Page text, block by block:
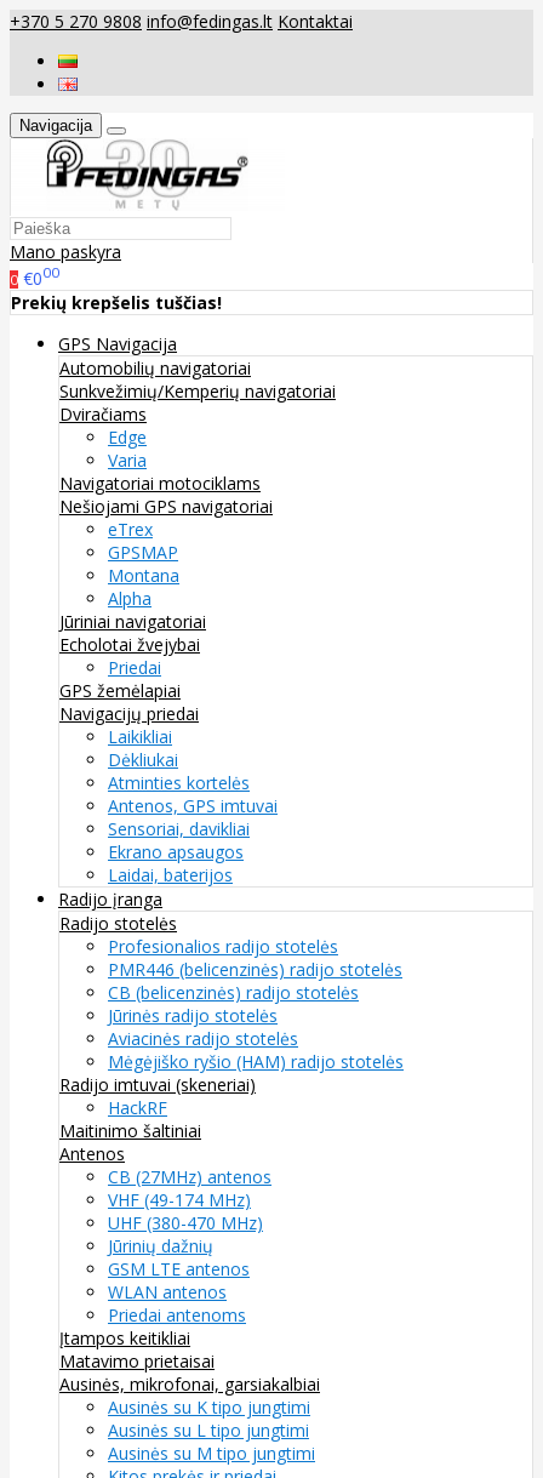
+370 5 270 9808 info@fedingas.lt Kontaktai
Navigacija
Mano paskyra
0 €000
Prekių krepšelis tuščias!
GPS Navigacija
Automobilių navigatoriai
Sunkvežimių/Kemperių navigatoriai
Dviračiams
Edge
Varia
Navigatoriai motociklams
Nešiojami GPS navigatoriai
eTrex
GPSMAP
Montana
Alpha
Jūriniai navigatoriai
Echolotai žvejybai
Priedai
GPS žemėlapiai
Navigacijų priedai
Laikikliai
Dėkliukai
Atminties kortelės
Antenos, GPS imtuvai
Sensoriai, davikliai
Ekrano apsaugos
Laidai, baterijos
Radijo įranga
Radijo stotelės
Profesionalios radijo stotelės
PMR446 (belicenzinės) radijo stotelės
CB (belicenzinės) radijo stotelės
Jūrinės radijo stotelės
Aviacinės radijo stotelės
Mėgėjiško ryšio (HAM) radijo stotelės
Radijo imtuvai (skeneriai)
HackRF
Maitinimo šaltiniai
Antenos
CB (27MHz) antenos
VHF (49-174 MHz)
UHF (380-470 MHz)
Jūrinių dažnių
GSM LTE antenos
WLAN antenos
Priedai antenoms
Įtampos keitikliai
Matavimo prietaisai
Ausinės, mikrofonai, garsiakalbiai
Ausinės su K tipo jungtimi
Ausinės su L tipo jungtimi
Ausinės su M tipo jungtimi